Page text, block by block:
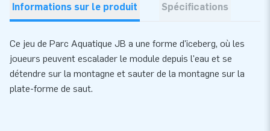
Informations sur le produit Spécifications
Ce jeu de Parc Aquatique JB a une forme d'iceberg, où les
joueurs peuvent escalader le module depuis l'eau et se
détendre sur la montagne et sauter de la montagne sur la
plate-forme de saut.